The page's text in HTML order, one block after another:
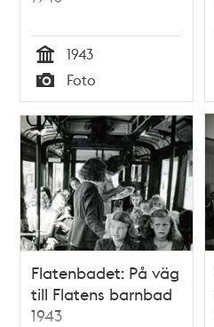
Tid
1943
Typ
Foto
Flatenbadet: På väg
till Flatens barnbad
1943